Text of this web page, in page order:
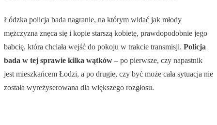
Łódzka policja bada nagranie, na którym widać jak młody
mężczyzna znęca się i kopie starszą kobietę, prawdopodobnie jego
babcię, która chciała wejść do pokoju w trakcie transmisji. Policja
bada w tej sprawie kilka wątków – po pierwsze, czy napastnik
jest mieszkańcem Łodzi, a po drugie, czy być może cała sytuacja nie
została wyreżyserowana dla większego rozgłosu.